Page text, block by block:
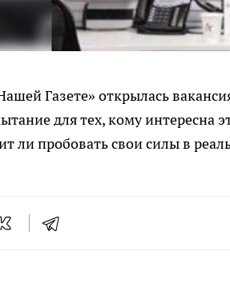
Газете» открылась
для тех, кому интересна
ли пробовать свои силы в